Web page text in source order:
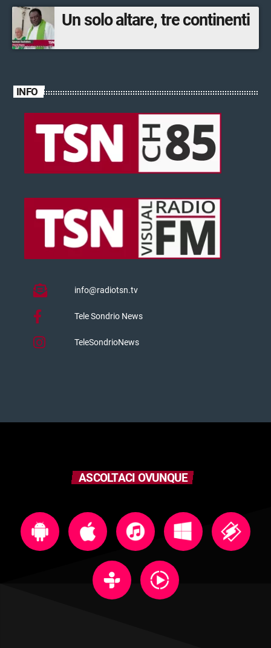
Un solo altare, tre continenti
INFO
info@radiotsn.tv
Tele Sondrio News
TeleSondrioNews
ASCOLTACI OVUNQUE